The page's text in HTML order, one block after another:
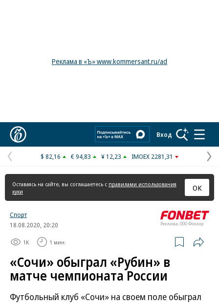
Реклама в «Ъ» www.kommersant.ru/ad
Вход
Предыдущая
страница
$ 82,16 € 94,83 ¥ 12,23 IMOEX 2281,31
Оставаясь на сайте, вы соглашаетесь с правилами использования
куки
ОК
Реклама, ООО Фонкор
Спорт
18.08.2020, 20:20
1K 1 мин.
«Сочи» обыграл «Рубин» в
матче чемпионата России
Футбольный клуб «Сочи» на своем поле обыграл